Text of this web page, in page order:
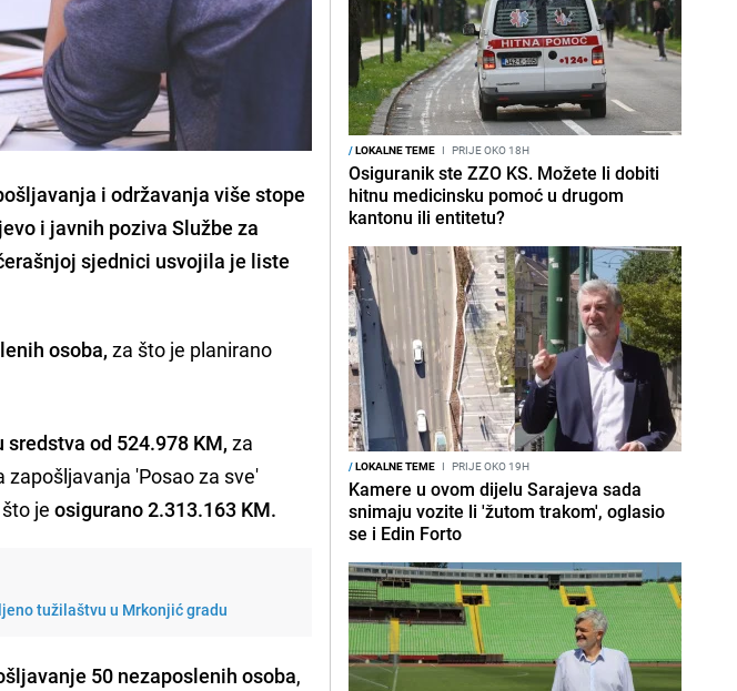
i održavanja više stope
i javnih poziva Službe za
sjednici usvojila je liste
osoba, za što je planirano
sredstva od 524.978 KM, za
'Posao za sve'
što jeosigurano 2.313.163 KM.
tužilaštvu u Mrkonjić gradu
50 nezaposlenih osoba,
/LOKALNE TEME I PRIJE OKO 18H
Osiguranik ste ZZO KS. Možete li dobiti
hitnu medicinsku pomoć u drugom
kantonu ili entitetu?
/LOKALNE TEME I PRIJE OKO 19H
Kamere u ovom dijelu Sarajeva sada
snimaju vozite li 'žutom trakom', oglasio
se i Edin Forto